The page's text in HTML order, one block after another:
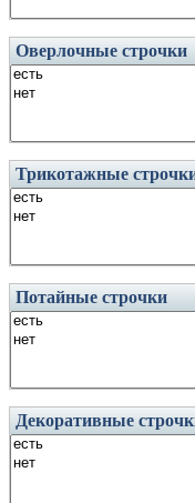
Оверлочные строчки
Трикотажные
Потайные строчки
Декоративные